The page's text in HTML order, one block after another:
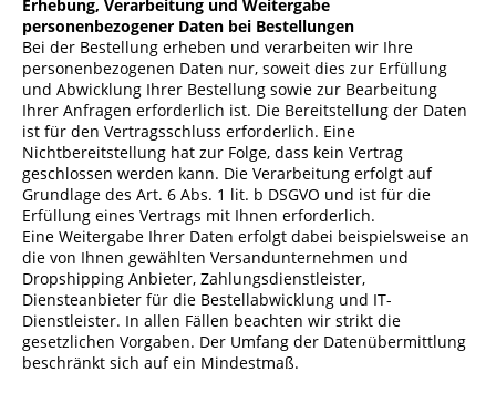
Erhebung, Verarbeitung und Weitergabe
personenbezogener Daten bei Bestellungen
Bei der Bestellung erheben und verarbeiten wir Ihre
personenbezogenen Daten nur, soweit dies zur Erfüllung
und Abwicklung Ihrer Bestellung sowie zur Bearbeitung
Ihrer Anfragen erforderlich ist. Die Bereitstellung der Daten
ist für den Vertragsschluss erforderlich. Eine
Nichtbereitstellung hat zur Folge, dass kein Vertrag
geschlossen werden kann. Die Verarbeitung erfolgt auf
Grundlage des Art. 6 Abs. 1 lit. b DSGVO und ist für die
Erfüllung eines Vertrags mit Ihnen erforderlich.
Eine Weitergabe Ihrer Daten erfolgt dabei beispielsweise an
die von Ihnen gewählten Versandunternehmen und
Dropshipping Anbieter, Zahlungsdienstleister,
Diensteanbieter für die Bestellabwicklung und IT-
Dienstleister. In allen Fällen beachten wir strikt die
gesetzlichen Vorgaben. Der Umfang der Datenübermittlung
beschränkt sich auf ein Mindestmaß.